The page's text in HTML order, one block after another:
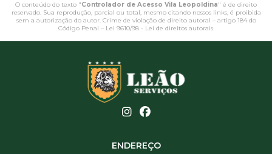
O conteúdo do texto "Controlador de Acesso Vila Leopoldina" é de direito
reservado. Sua reprodução, parcial ou total, mesmo citando nossos links, é proibida
sem a autorização do autor. Crime de violação de direito autoral – artigo 184 do
Código Penal – Lei 9610/98 - Lei de direitos autorais.
ENDEREÇO